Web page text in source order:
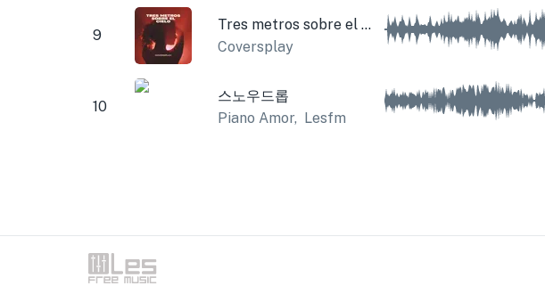
9
Tres metros sobre el cielo
Coversplay
10
스노우드롭
Piano Amor, Lesfm